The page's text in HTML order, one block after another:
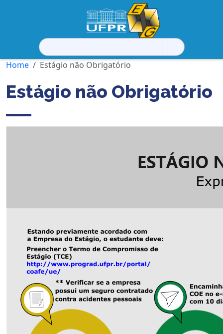
Pesquisar
por:
Home
Estágio não Obrigatório
Estágio não Obrigatório